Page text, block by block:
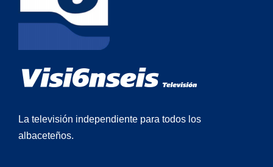
La televisión independiente para todos los
albaceteños.